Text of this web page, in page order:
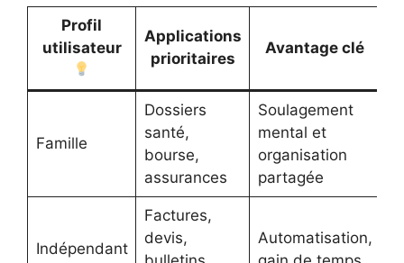
Profil
utilisateur
Applications
prioritaires
Avantage clé
Famille
Dossiers
santé,
bourse,
assurances
Soulagement
mental et
organisation
partagée
Indépendant
Factures,
devis,
Automatisation,